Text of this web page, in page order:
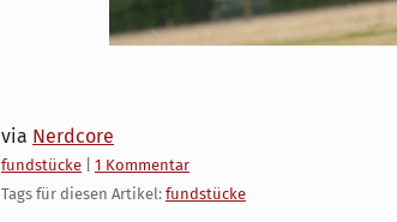
via Nerdcore
Kategorien:
fundstücke
1 Kommentar
Tags für diesen Artikel: fundstücke